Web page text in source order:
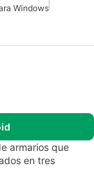
Windows
armarios que
en tres